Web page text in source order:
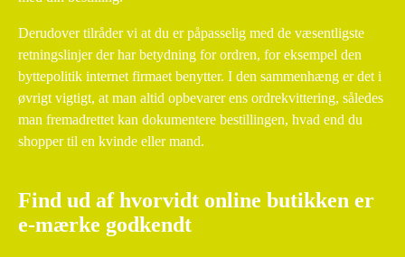
Derudover tilråder vi at du er påpasselig med de væsentligste
retningslinjer der har betydning for ordren, for eksempel den
byttepolitik internet firmaet benytter. I den sammenhæng er det i
øvrigt vigtigt, at man altid opbevarer ens ordrekvittering, således
man fremadrettet kan dokumentere bestillingen, hvad end du
shopper til en kvinde eller mand.
Find ud af hvorvidt online butikken er
e-mærke godkendt